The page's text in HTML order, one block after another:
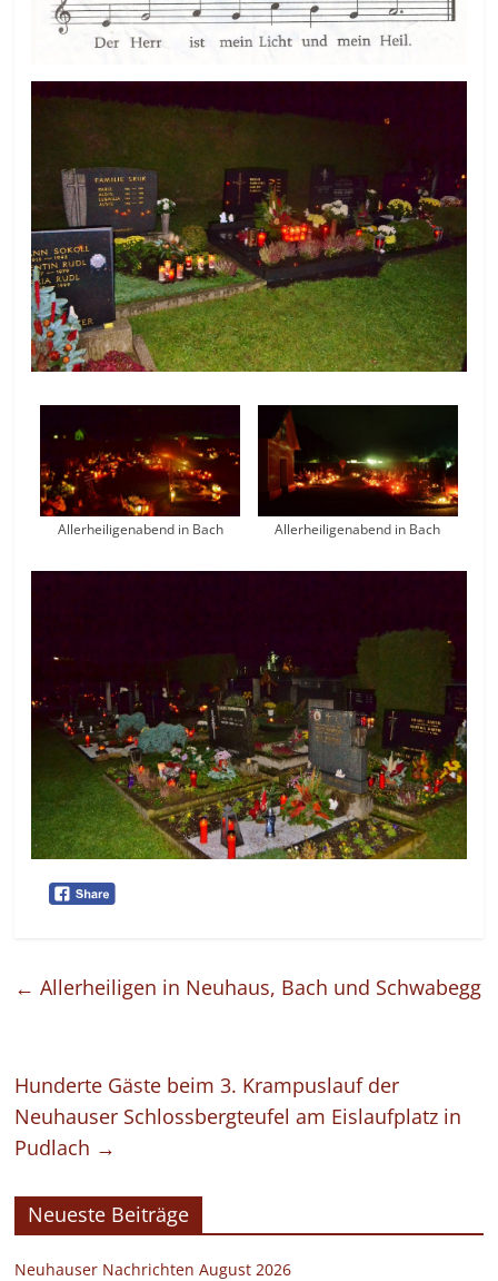
Allerheiligenabend in Bach Allerheiligenabend in Bach
← Allerheiligen in Neuhaus, Bach und Schwabegg
Hunderte Gäste beim 3. Krampuslauf der
Neuhauser Schlossbergteufel am Eislaufplatz in
Pudlach →
Neueste Beiträge
Neuhauser Nachrichten August 2026